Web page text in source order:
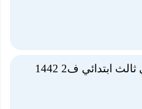
اختبار تشخيصي لغتي ثالث ابتدائي ف2 1442